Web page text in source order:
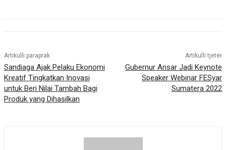
Artikulli paraprak
Sandiaga Ajak Pelaku Ekonomi
Kreatif Tingkatkan Inovasi
untuk Beri Nilai Tambah Bagi
Produk yang Dihasilkan
Artikulli tjetër
Gubernur Ansar Jadi Keynote
Speaker Webinar FESyar
Sumatera 2022